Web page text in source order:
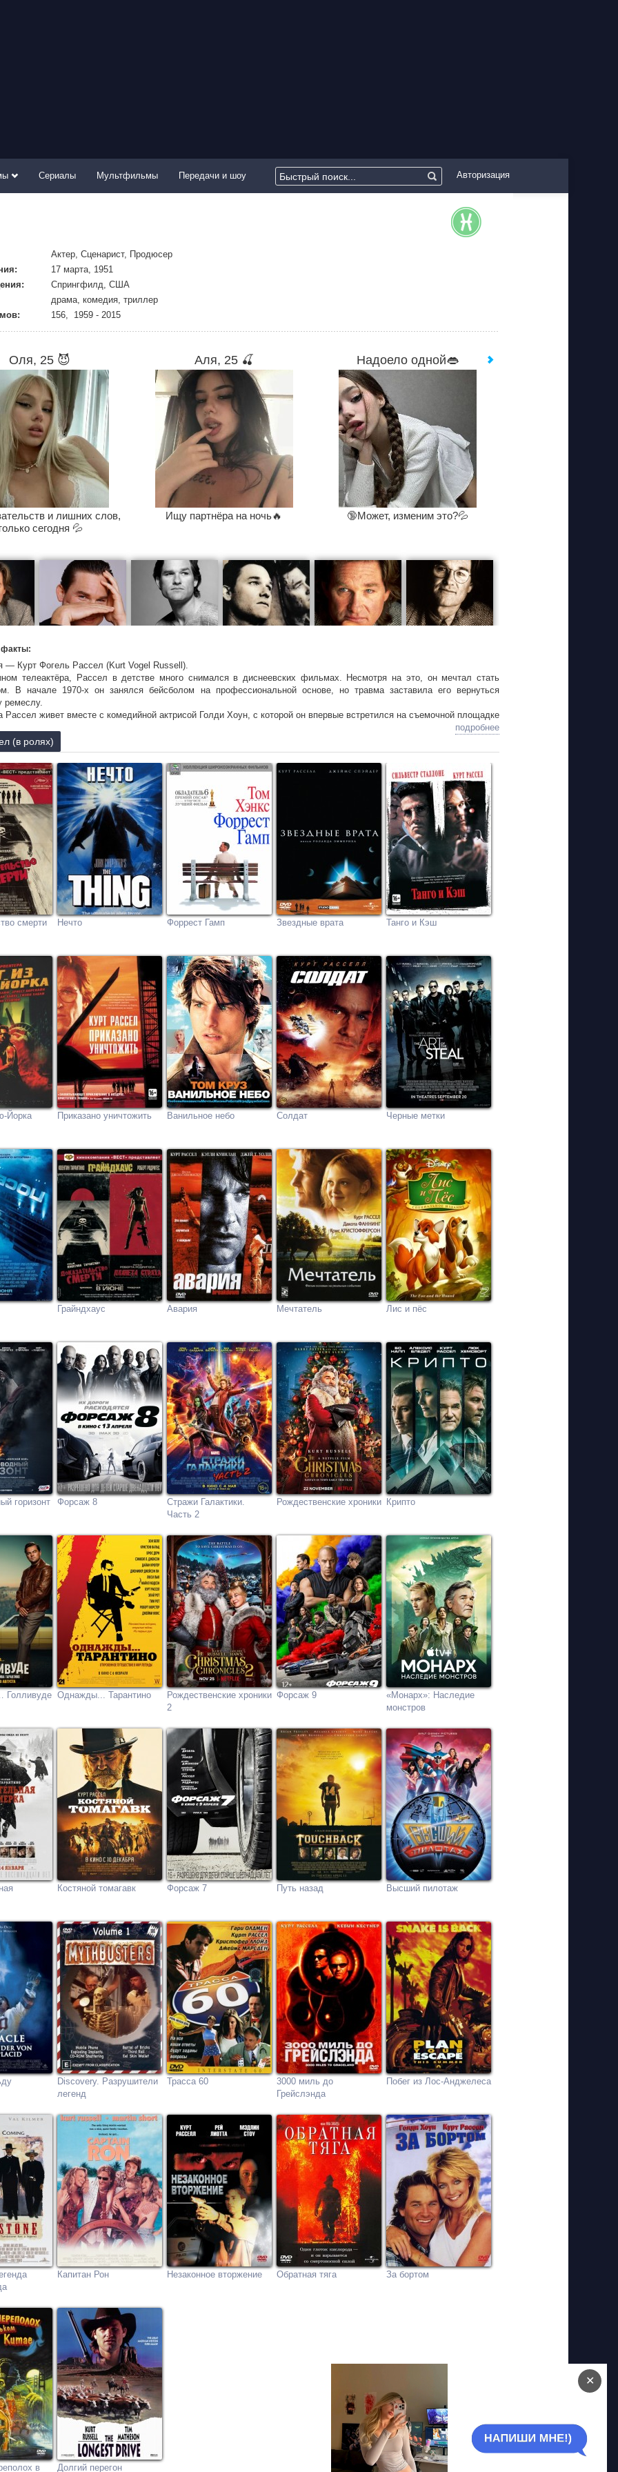
Сериалы Мультфильмы Передачи и шоу Авторизация
Актер, Сценарист, Продюсер
17 марта, 1951
Спрингфилд, США
драма, комедия, триллер
156, 1959 - 2015
Оля, 25 😈
и лишних слов,
сегодня 💦
Аля, 25 🍒
Ищу партнёра на ночь🔥
Надоело одной👄
🔞Может, изменим это?💦
факты:
— Курт Фогель Рассел (Kurt Vogel Russell).
телеактёра, Рассел в детстве много снимался в диснеевских фильмах. Несмотря на это, он мечтал стать
В начале 1970-х он занялся бейсболом на профессиональной основе, но травма заставила его вернуться
ремеслу.
Рассел живет вместе с комедийной актрисой Голди Хоун, с которой он впервые встретился на съемочной площадке
в 1986 году. Кейт Хадсон, дочь Хоун от первого брака, также относится к Расселу как к родному отцу.
фильма «3000 миль до Грэйслэнда» Курт Рассел и телеактриса Кортни Кокс-Аркетт изображали из себя
Как сообщат после в своих интервью кинозвёзды, Рассел, увлёкшись, настолько сильно ущипнул Кортни, что та
удобно сесть. Этот кадр был вырезан.
Рассел, был профессиональным бейсболистом.
профессиональных игроков в бейсбол.
роль Джеймса Гордона в фильме «Бэтмен: Начало».
подробнее
(в ролях)
смерти Нечто Форрест Гамп Звездные врата Танго и Кэш
Йорка Приказано уничтожить Ванильное небо Солдат Черные метки
Грайндхаус Авария Мечтатель Лис и пёс
горизонт Форсаж 8
Стражи Галактики.
Часть 2
Рождественские хроники Крипто
Однажды... Тарантино
Рождественские хроники
2
Форсаж 9
«Монарх»: Наследие
монстров
Костяной томагавк Форсаж 7 Путь назад Высший пилотаж
Discovery. Разрушители
легенд
Трасса 60
3000 миль до
Грейслэнда
Побег из Лос-Анджелеса
Капитан Рон Незаконное вторжение Обратная тяга За бортом
в Долгий перегон
✕